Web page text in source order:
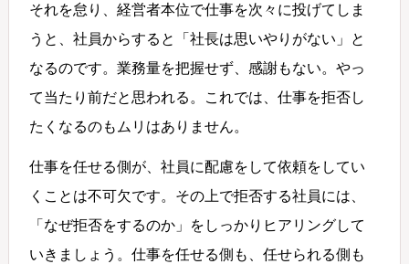
それを怠り、経営者本位で仕事を次々に投げてしま
うと、社員からすると「社長は思いやりがない」と
なるのです。業務量を把握せず、感謝もない。やっ
て当たり前だと思われる。これでは、仕事を拒否し
たくなるのもムリはありません。
仕事を任せる側が、社員に配慮をして依頼をしてい
くことは不可欠です。その上で拒否する社員には、
「なぜ拒否をするのか」をしっかりヒアリングして
いきましょう。仕事を任せる側も、任せられる側も